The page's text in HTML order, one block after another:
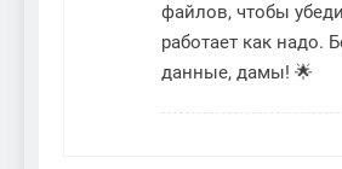
файлов, чтобы
работает как надо.
данные, дамы! 🌟